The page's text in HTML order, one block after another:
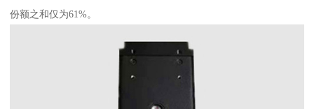
份额之和仅为61%。